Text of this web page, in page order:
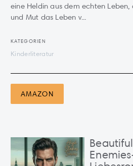
eine Heldin aus dem echten Leben,
und Mut das Leben v...
KATEGORIEN
Kinderliteratur
AMAZON